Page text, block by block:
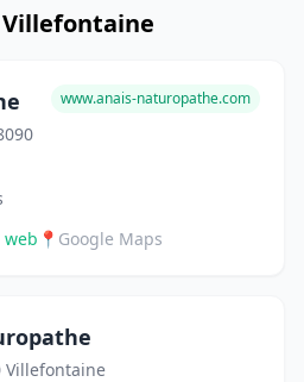
www.anais-naturopathe.com
web 📍 Google Maps
Villefontaine